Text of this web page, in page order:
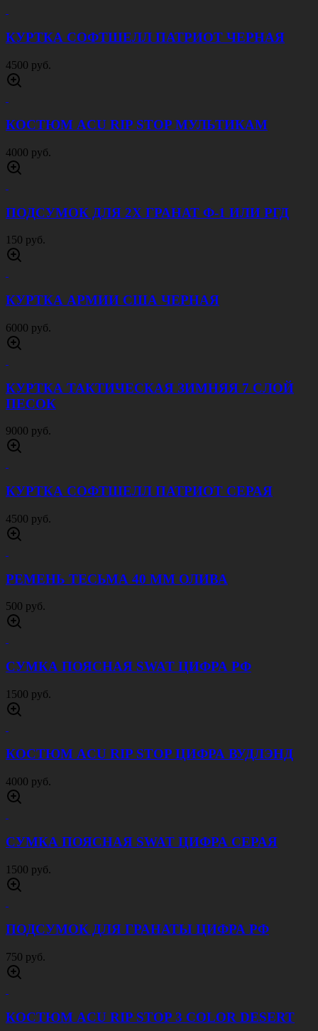
КУРТКА СОФТШЕЛЛ ПАТРИОТ ЧЕРНАЯ
4500 руб.
КОСТЮМ ACU RIP STOP МУЛЬТИКАМ
4000 руб.
ПОДСУМОК ДЛЯ 2Х ГРАНАТ Ф-1 ИЛИ РГД
150 руб.
КУРТКА АРМИИ США ЧЕРНАЯ
6000 руб.
КУРТКА ТАКТИЧЕСКАЯ ЗИМНЯЯ 7 СЛОЙ
ПЕСОК
9000 руб.
КУРТКА СОФТШЕЛЛ ПАТРИОТ СЕРАЯ
4500 руб.
РЕМЕНЬ ТЕСЬМА 40 ММ ОЛИВА
500 руб.
СУМКА ПОЯСНАЯ SWAT ЦИФРА РФ
1500 руб.
КОСТЮМ ACU RIP STOP ЦИФРА ВУДЛЭНД
4000 руб.
СУМКА ПОЯСНАЯ SWAT ЦИФРА СЕРАЯ
1500 руб.
ПОДСУМОК ДЛЯ ГРАНАТЫ ЦИФРА РФ
750 руб.
КОСТЮМ ACU RIP STOP 3 COLOR DESERT